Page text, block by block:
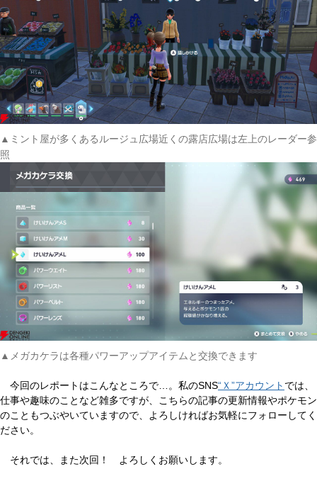
▲ミント屋が多くあるルージュ広場近くの露店広場は左上のレーダー参
照
▲メガカケラは各種パワーアップアイテムと交換できます
今回のレポートはこんなところで…。私のSNS“Ｘ”アカウント では、
仕事や趣味のことなど雑多ですが、こちらの記事の更新情報やポケモン
のこともつぶやいていますので、よろしければお気軽にフォローしてく
ださい。
それでは、また次回！ よろしくお願いします。